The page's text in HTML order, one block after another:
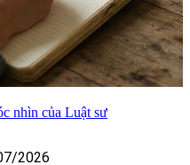
nhìn của Luật sư
2026